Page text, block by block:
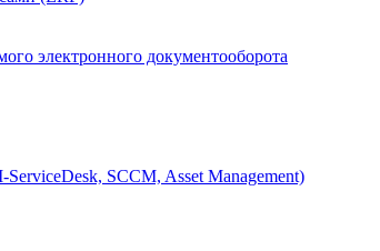
электронного документооборота
SCCM, Asset Management)